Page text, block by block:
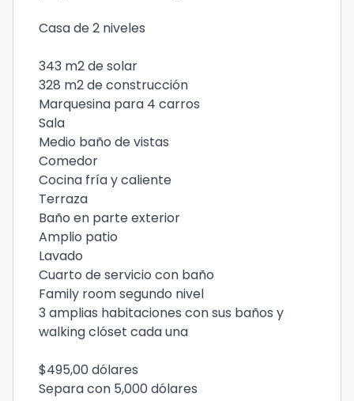
Casa de 2 niveles
343 m2 de solar
328 m2 de construcción
Marquesina para 4 carros
Sala
Medio baño de vistas
Comedor
Cocina fría y caliente
Terraza
Baño en parte exterior
Amplio patio
Lavado
Cuarto de servicio con baño
Family room segundo nivel
3 amplias habitaciones con sus baños y
walking clóset cada una
$495,00 dólares
Separa con 5,000 dólares